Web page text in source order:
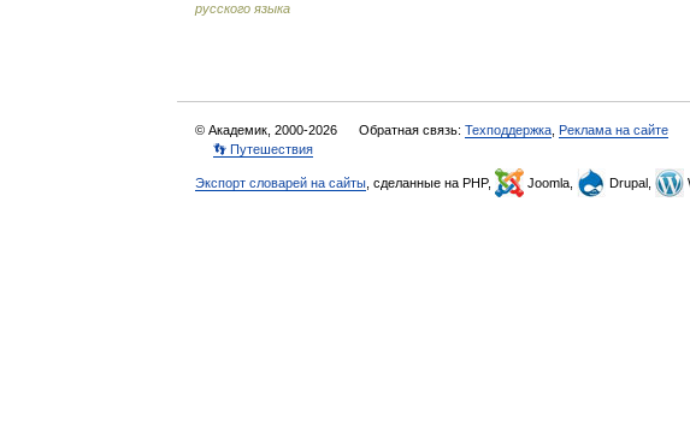
русского языка
© Академик, 2000-2026 Обратная связь: Техподдержка Реклама на сайте
👣 Путешествия
Экспорт словарей на сайты , сделанные на PHP, Joomla, Drupal,